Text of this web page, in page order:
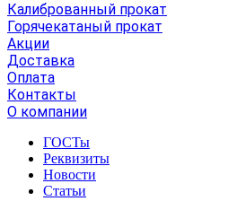
Калиброванный прокат
Горячекатаный прокат
Акции
Доставка
Оплата
Контакты
О компании
ГОСТы
Реквизиты
Новости
Статьи